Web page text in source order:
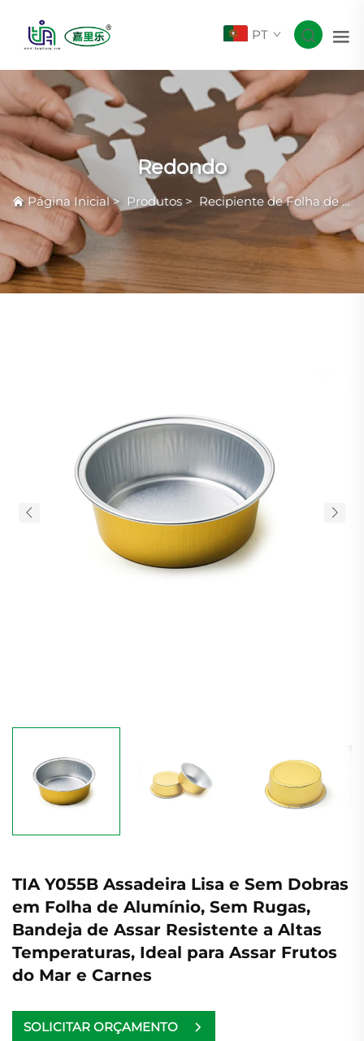
PT
Redondo
Página Inicial> Produtos > Recipiente de Folha de Alumínio Smoothwall
TIA Y055B Assadeira Lisa e Sem Dobras
em Folha de Alumínio, Sem Rugas,
Bandeja de Assar Resistente a Altas
Temperaturas, Ideal para Assar Frutos
do Mar e Carnes
SOLICITAR ORÇAMENTO